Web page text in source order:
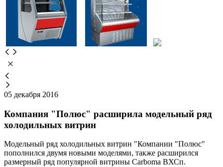
05 декабря 2016
Компания "Полюс" расширила модельный ряд
холодильных витрин
Модельный ряд холодильных витрин "Компании "Полюс"
пополнился двумя новыми моделями, также расширился
размерный ряд популярной витрины Carboma ВХСп.